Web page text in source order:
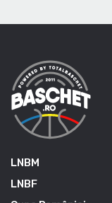
LNBM
LNBF